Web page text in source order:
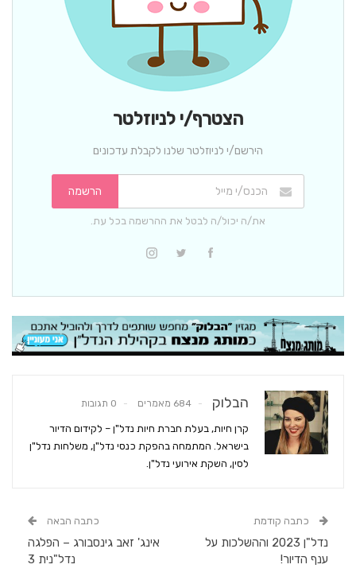
הצטרף/י לניוזלטר
הירשם/י לניוזלטר שלנו לקבלת עדכונים
הרשמה
את/ה יכול/ה לבטל את ההרשמה בכל עת.
הבלוק 684 מאמרים 0 תגובות
קרן חיות, בעלת חברת חיות נדל"ן – לקידום הדיור
בישראל. המתמחה בהפקת כנסי נדל"ן, משלחות נדל"ן
לסין, השקת אירועי נדל"ן.
כתבה קודמת
נדל"ן 2023 וההשלכות על
ענף הדיור!
כתבה הבאה
אינג' זאב גינסבורג – הפלגה
נדל"נית 3